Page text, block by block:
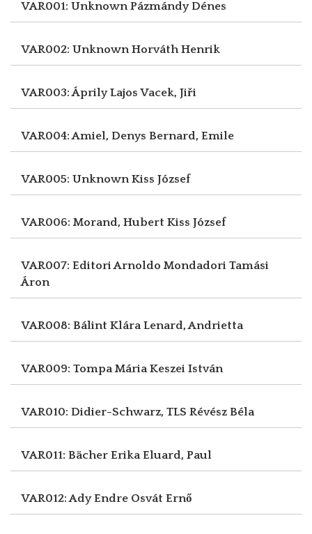
VAR001: UnknownPázmándy Dénes
VAR002: UnknownHorváth Henrik
VAR003: Áprily Lajos Vacek, Jiři
VAR004: Amiel, Denys Bernard, Emile
VAR005: UnknownKiss József
VAR006: Morand, Hubert Kiss József
VAR007: Editori Arnoldo Mondadori Tamási
Áron
VAR008: Bálint KláraLenard, Andrietta
VAR009: Tompa MáriaKeszei István
VAR010: Didier-Schwarz, TLS Révész Béla
VAR011: Bächer ErikaEluard, Paul
VAR012: Ady Endre Osvát Ernő